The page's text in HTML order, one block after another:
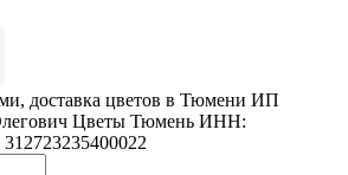
доставка цветов в Тюмени ИП
Цветы Тюмень ИНН: